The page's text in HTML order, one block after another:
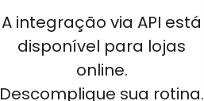
A integração via API está
disponível para lojas
online.
Descomplique sua rotina.